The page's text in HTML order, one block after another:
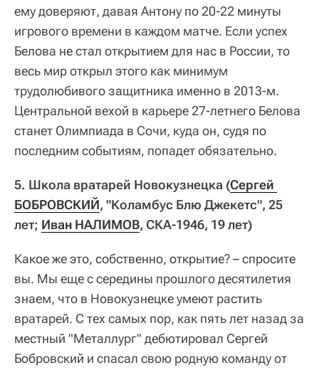
ему доверяют, давая Антону по 20-22 минуты
игрового времени в каждом матче. Если успех
Белова не стал открытием для нас в России, то
весь мир открыл этого как минимум
трудолюбивого защитника именно в 2013-м.
Центральной вехой в карьере 27-летнего Белова
станет Олимпиада в Сочи, куда он, судя по
последним событиям, попадет обязательно.
5. Школа вратарей Новокузнецка (Сергей
БОБРОВСКИЙ, "Коламбус Блю Джекетс", 25
лет; Иван НАЛИМОВ, СКА-1946, 19 лет)
Какое же это, собственно, открытие? – спросите
вы. Мы еще с середины прошлого десятилетия
знаем, что в Новокузнецке умеют растить
вратарей. С тех самых пор, как пять лет назад за
местный "Металлург" дебютировал Сергей
Бобровский и спасал свою родную команду от